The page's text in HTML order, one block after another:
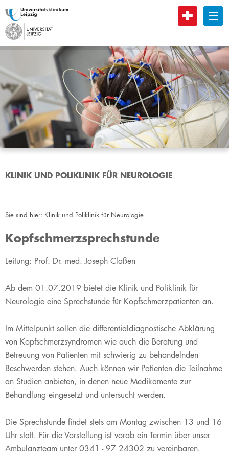
B
KLINIK UND POLIKLINIK FÜR NEUROLOGIE
Sie sind hier: Klinik und Poliklinik für Neurologie
Kopfschmerzsprechstunde
​​​​​​Leitung: Prof. Dr. med. Joseph Claßen
Ab dem 01.07.2019 bietet die Klinik und Poliklinik für
Neurologie eine Sprechstunde für Kopfschmerzpatienten an.
Im Mittelpunkt sollen die differentialdiagnostische Abklärung
von Kopfschmerzsyndromen wie auch die Beratung und
Betreuung von Patienten mit schwierig zu behandelnden
Beschwerden stehen. Auch können wir Patienten die Teilnahme
an Studien anbieten, in denen neue Medikamente zur
Behandlung eingesetzt und untersucht werden.
Die Sprechstunde findet stets am Montag zwischen 13 und 16
Uhr statt. Für die Vorstellung ist vorab ein Termin über unser
Ambulanzteam unter 0341 - 97 24302 zu vereinbaren.